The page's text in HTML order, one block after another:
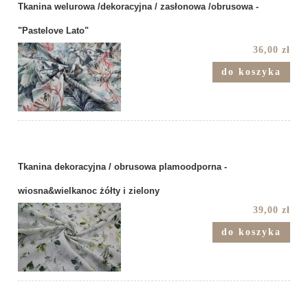
Tkanina welurowa /dekoracyjna / zasłonowa /obrusowa -
"Pastelove Lato"
36,00 zł
do koszyka
Tkanina dekoracyjna / obrusowa plamoodporna -
wiosna&wielkanoc żółty i zielony
39,00 zł
do koszyka